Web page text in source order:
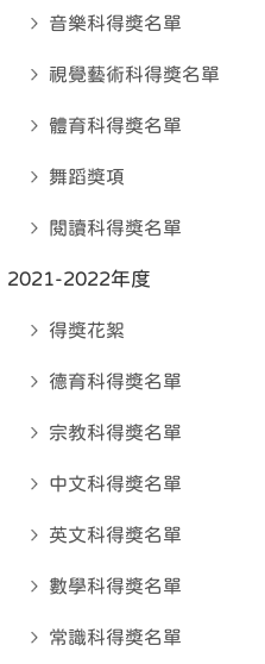
音樂科得奬名單
視覺藝術科得奬名單
體育科得奬名單
舞蹈獎項
閱讀科得獎名單
2021-2022年度
得獎花絮
德育科得奬名單
宗教科得奬名單
中文科得奬名單
英文科得奬名單
數學科得奬名單
常識科得奬名單